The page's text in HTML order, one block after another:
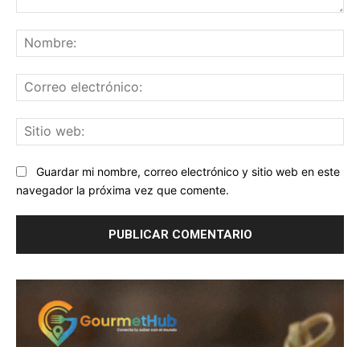
Guardar mi nombre, correo electrónico y sitio web en este
navegador la próxima vez que comente.